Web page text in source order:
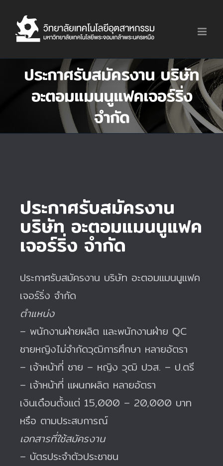
content
ประกาศรับสมัครงาน บริษัท
อะตอมแมนนูแฟคเจอร์ริ่ง
จำกัด
ประกาศรับสมัครงาน
บริษัท อะตอมแมนนูแฟค
เจอร์ริ่ง จำกัด
ประกาศรับสมัครงาน บริษัท อะตอมแมนนูแฟค
เจอร์ริ่ง จำกัด
ตำแหน่ง
– พนักงานฝ่ายผลิต และพนักงานฝ่าย QC
ชายหญิงไม่จำกัดวุฒิการศึกษา หลายอัตรา
– เจ้าหน้าที่ ชาย – หญิง วุฒิ ปวส. – ป.ตรี
– เจ้าหน้าที่ แผนกผลิต หลายอัตรา
เงินเดือนตั้งแต่ 15,000 – 20,000 บาท
หรือ ตามประสบการณ์
เอกสารที่ใช้สมัครงาน
– บัตรประจำตัวประชาชน